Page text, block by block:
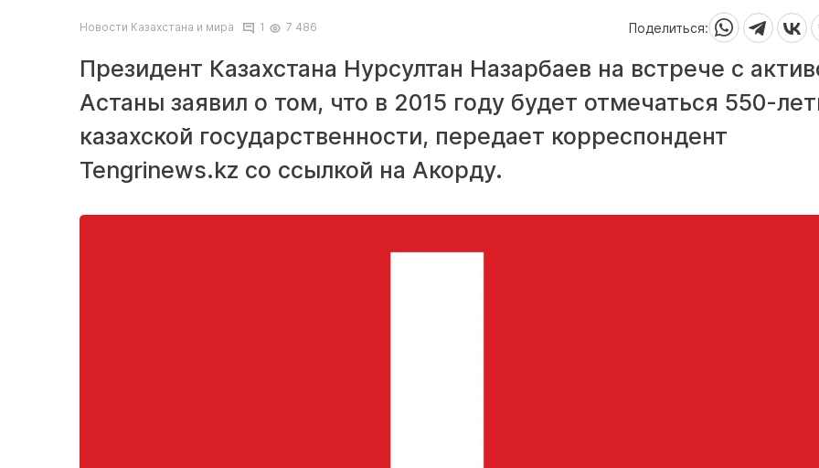
Новости Казахстана и мира 1 7 486 Поделиться:
Президент Казахстана Нурсултан Назарбаев на встрече с
Астаны заявил о том, что в 2015 году будет отмечаться 550-
казахской государственности, передает корреспондент
Tengrinews.kz со ссылкой на Акорду.